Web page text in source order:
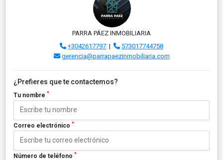
PARRA PÁEZ INMOBILIARIA
+3042617797 |
573017744758
gerencia@parrapaezinmobiliaria.com
¿Prefieres que te contactemos?
Tu nombre *
Correo electrónico *
Número de teléfono *